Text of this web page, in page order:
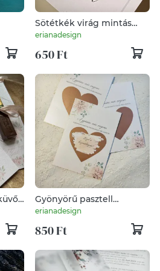
Sötétkék virág mintás
ültetőkártya
erianadesign
650 Ft
Gyönyörű pasztell
rózsaszínű dáliával
díszített koszorúslány
felkérő kártya sorsjegy
erianadesign
850 Ft